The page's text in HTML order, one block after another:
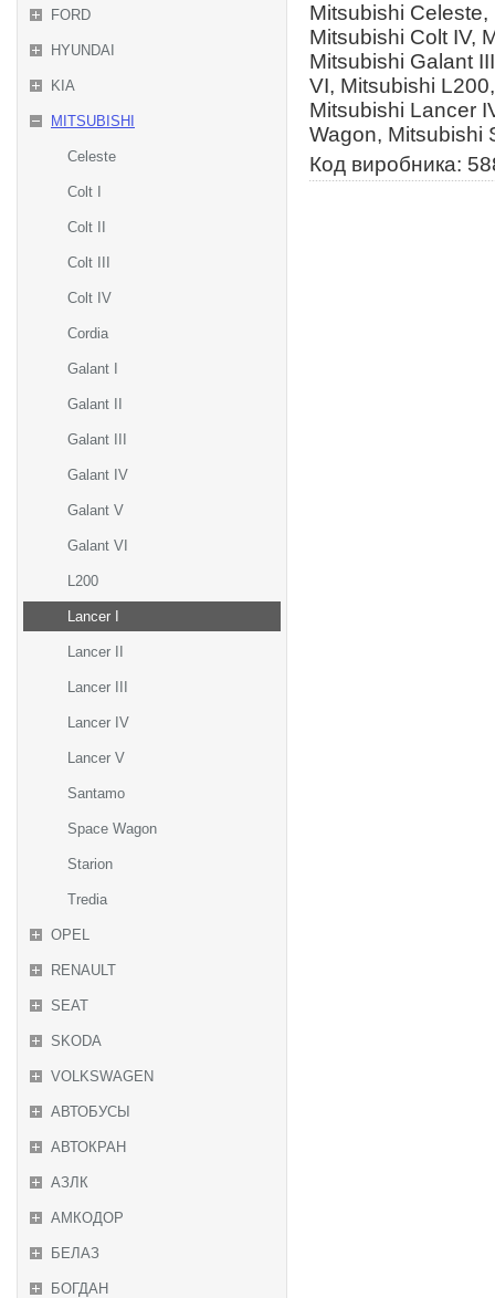
FORD
HYUNDAI
KIA
MITSUBISHI
Celeste
Colt I
Colt II
Colt III
Colt IV
Cordia
Galant I
Galant II
Galant III
Galant IV
Galant V
Galant VI
L200
Lancer I
Lancer II
Lancer III
Lancer IV
Lancer V
Santamo
Space Wagon
Starion
Tredia
OPEL
RENAULT
SEAT
SKODA
VOLKSWAGEN
АВТОБУСЫ
АВТОКРАН
АЗЛК
АМКОДОР
БЕЛАЗ
БОГДАН
Mitsubishi
Mitsubishi Colt IV,
Mitsubishi Galant
VI, Mitsubishi
Mitsubishi Lancer
Wagon, Mitsubishi
Код виробника: